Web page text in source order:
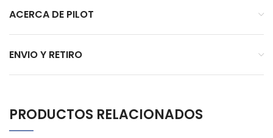
ACERCA DE PILOT
ENVIO Y RETIRO
PRODUCTOS RELACIONADOS